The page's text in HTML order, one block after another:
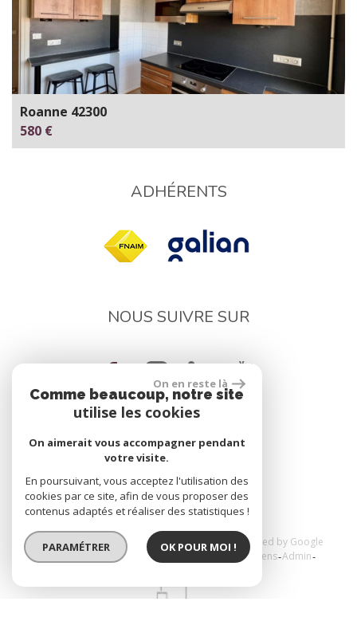
Roanne 42300
580 €
ADHÉRENTS
NOUS SUIVRE SUR
réalisé par
© 2026 | Tous droits réservés | Traduction powered by Google
Mentions légales Nos honoraires Liens Admin
On en reste là
Comme beaucoup, notre site
utilise les cookies
On aimerait vous accompagner pendant
votre visite.
En poursuivant, vous acceptez l'utilisation des
cookies par ce site, afin de vous proposer des
contenus adaptés et réaliser des statistiques !
PARAMÉTRER OK POUR MOI !